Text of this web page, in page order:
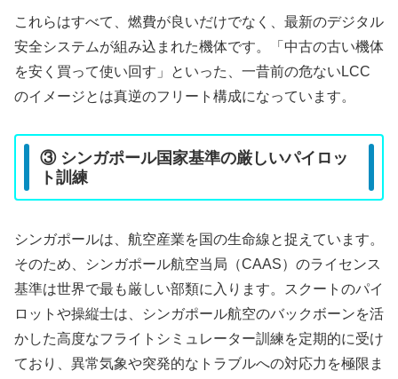
これらはすべて、燃費が良いだけでなく、最新のデジタル
安全システムが組み込まれた機体です。「中古の古い機体
を安く買って使い回す」といった、一昔前の危ないLCC
のイメージとは真逆のフリート構成になっています。
③ シンガポール国家基準の厳しいパイロッ
ト訓練
シンガポールは、航空産業を国の生命線と捉えています。
そのため、シンガポール航空当局（CAAS）のライセンス
基準は世界で最も厳しい部類に入ります。スクートのパイ
ロットや操縦士は、シンガポール航空のバックボーンを活
かした高度なフライトシミュレーター訓練を定期的に受け
ており、異常気象や突発的なトラブルへの対応力を極限ま